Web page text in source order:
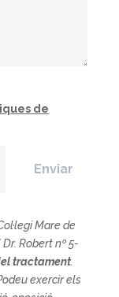
de
Enviar
Mare de
Robert nº 5-
tractament.
exercir els